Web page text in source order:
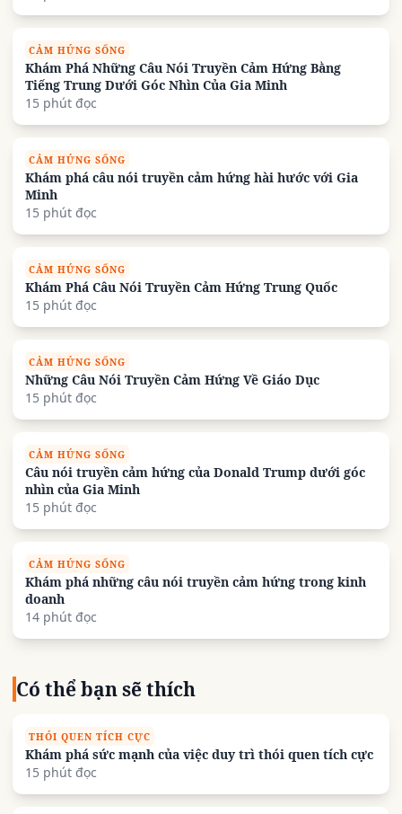
CẢM HỨNG SỐNG
Khám Phá Những Câu Nói Truyền Cảm Hứng Bằng
Tiếng Trung Dưới Góc Nhìn Của Gia Minh
15 phút đọc
CẢM HỨNG SỐNG
Khám phá câu nói truyền cảm hứng hài hước với Gia
Minh
15 phút đọc
CẢM HỨNG SỐNG
Khám Phá Câu Nói Truyền Cảm Hứng Trung Quốc
15 phút đọc
CẢM HỨNG SỐNG
Những Câu Nói Truyền Cảm Hứng Về Giáo Dục
15 phút đọc
CẢM HỨNG SỐNG
Câu nói truyền cảm hứng của Donald Trump dưới góc
nhìn của Gia Minh
15 phút đọc
CẢM HỨNG SỐNG
Khám phá những câu nói truyền cảm hứng trong kinh
doanh
14 phút đọc
Có thể bạn sẽ thích
THÓI QUEN TÍCH CỰC
Khám phá sức mạnh của việc duy trì thói quen tích cực
15 phút đọc